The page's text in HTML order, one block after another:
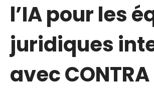
l’IA pour les
juridiques
avec